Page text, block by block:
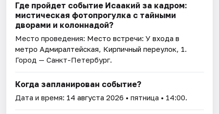
Где пройдет событие Исаакий за кадром:
мистическая фотопрогулка с тайными
дворами и колоннадой?
Место проведения: Место встречи: У входа в
метро Адмиралтейская, Кирпичный переулок, 1.
Город — Санкт-Петербург.
Когда запланирован событие?
Дата и время: 14 августа 2026 • пятница • 14:00.